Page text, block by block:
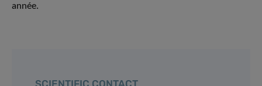
année.
SCIENTIFIC CONTACT